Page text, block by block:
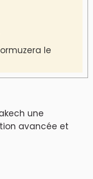
le
une
avancée et